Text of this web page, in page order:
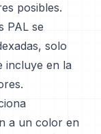
posibles.
PAL se
solo
incluye en la
a un color en